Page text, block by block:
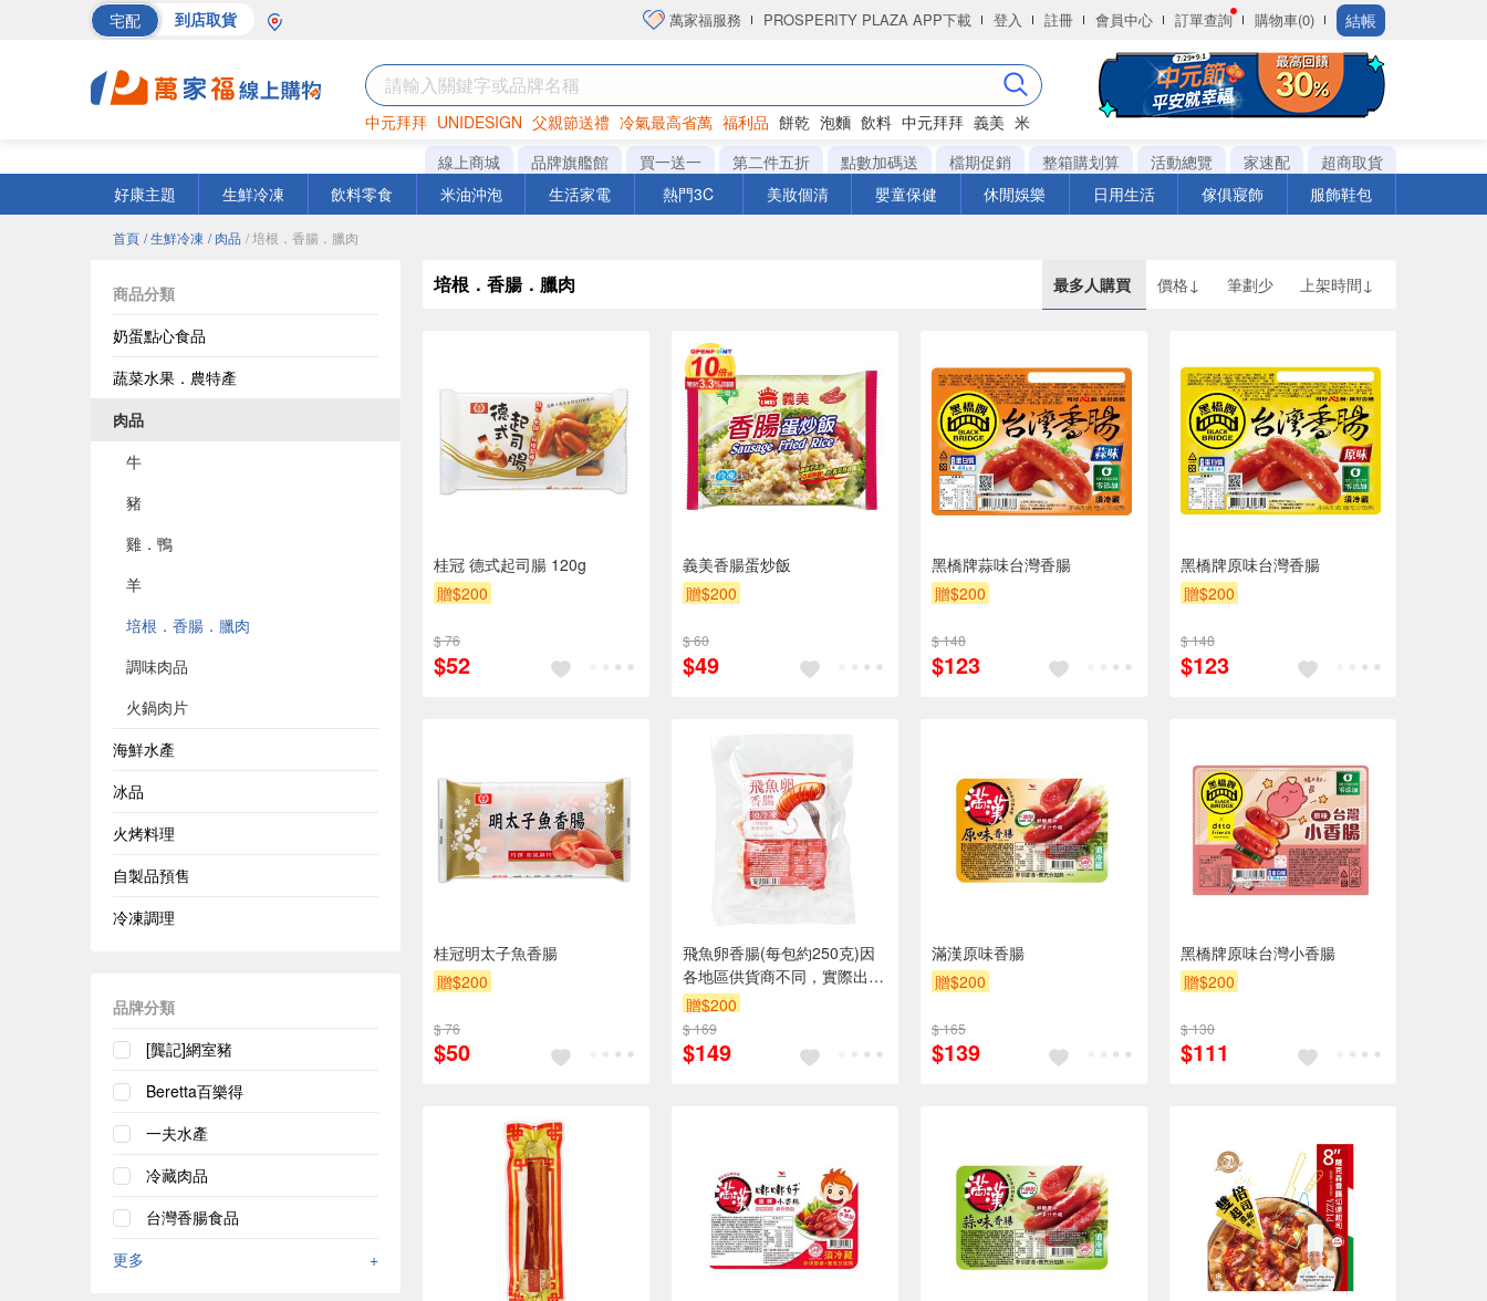
宅配 到店取貨 萬家福服務 PROSPERITY PLAZA APP下載 登入 註冊 會員中心 訂單查詢 購物車(0) 結帳
中元拜拜 UNIDESIGN 父親節送禮 冷氣最高省萬 福利品 餅乾 泡麵 飲料 中元拜拜 義美 米
罐頭 海苔 洋芋片
線上商城 品牌旗艦館 買一送一 第二件五折 點數加碼送 檔期促銷 整箱購划算 活動總覽 家速配
超商取貨
好康主題
生鮮冷凍 飲料零食 米油沖泡 生活家電 熱門3C 美妝個清 嬰童保健 休閒娛樂 日用生活 傢俱寢飾 服飾鞋包
首頁 / 生鮮冷凍 / 肉品 / 培根．香腸．臘肉
商品分類
奶蛋點心食品
蔬菜水果．農特產
肉品
牛
豬
雞．鴨
羊
培根．香腸．臘肉
調味肉品
火鍋肉片
海鮮水產
冰品
火烤料理
自製品預售
冷凍調理
品牌分類
[龔記]網室豬
Beretta百樂得
一夫水產
冷藏肉品
台灣香腸食品
更多
+
培根．香腸．臘肉 最多人購買 價格↓ 筆劃少 上架時間↓
桂冠 德式起司腸 120g
贈$200
$ 76
$52
義美香腸蛋炒飯
贈$200
$ 60
$49
黑橋牌蒜味台灣香腸
贈$200
$ 148
$123
黑橋牌原味台灣香腸
贈$200
$ 148
$123
桂冠明太子魚香腸
贈$200
$ 76
$50
飛魚卵香腸(每包約250克)因
各地區供貨商不同，實際出貨
包裝以出貨店庫存為準。
贈$200
$ 169
$149
滿漢原味香腸
贈$200
$ 165
$139
黑橋牌原味台灣小香腸
贈$200
$ 130
$111